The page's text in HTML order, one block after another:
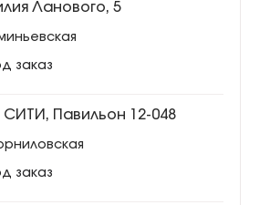
Ланового, 5
заказ
Павильон 12-048
заказ